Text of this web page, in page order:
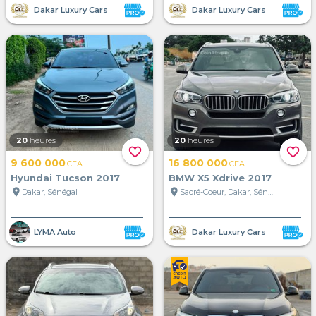
Dakar Luxury Cars Dakar Luxury Cars
favorite_border
20 heures
9 600 000CFA
Hyundai Tucson 2017
location_on Dakar, Sénégal
LYMA Auto
favorite_border
20 heures
16 800 000CFA
BMW X5 Xdrive 2017
location_on
Sacré-Coeur, Dakar, Sénégal
Dakar Luxury Cars